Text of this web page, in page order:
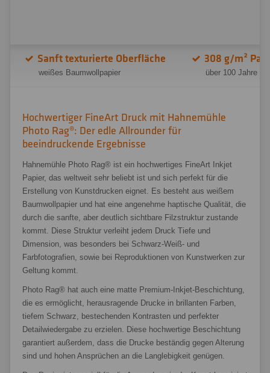
Sanft texturierte Oberfläche
weißes Baumwollpapier
308 g/m²
über 100 Jahre
Hochwertiger FineArt Druck mit Hahnemühle
Photo Rag®: Der edle Allrounder für
beeindruckende Ergebnisse
Hahnemühle Photo Rag® ist ein hochwertiges FineArt Inkjet
Papier, das weltweit sehr beliebt ist und sich perfekt für die
Erstellung von Kunstdrucken eignet. Es besteht aus weißem
Baumwollpapier und hat eine angenehme haptische Qualität, die
durch die sanfte, aber deutlich sichtbare Filzstruktur zustande
kommt. Diese Struktur verleiht jedem Druck Tiefe und
Dimension, was besonders bei Schwarz-Weiß- und
Farbfotografien, sowie bei Reproduktionen von Kunstwerken zur
Geltung kommt.
Photo Rag® hat auch eine matte Premium-Inkjet-Beschichtung,
die es ermöglicht, herausragende Drucke in brillanten Farben,
tiefem Schwarz, bestechenden Kontrasten und perfekter
Detailwiedergabe zu erzielen. Diese hochwertige Beschichtung
garantiert außerdem, dass die Drucke beständig gegen Alterung
sind und hohen Ansprüchen an die Langlebigkeit genügen.